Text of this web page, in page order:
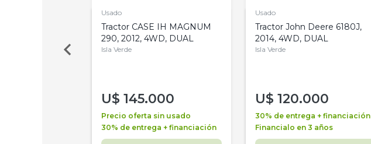
Usado
Tractor CASE IH MAGNUM
290, 2012, 4WD, DUAL
Isla Verde
U$ 145.000
Precio oferta sin usado
30% de entrega + financiación
Usado
Tractor John Deere 6180J,
2014, 4WD, DUAL
Isla Verde
U$ 120.000
30% de entrega + financiación
Financialo en 3 años